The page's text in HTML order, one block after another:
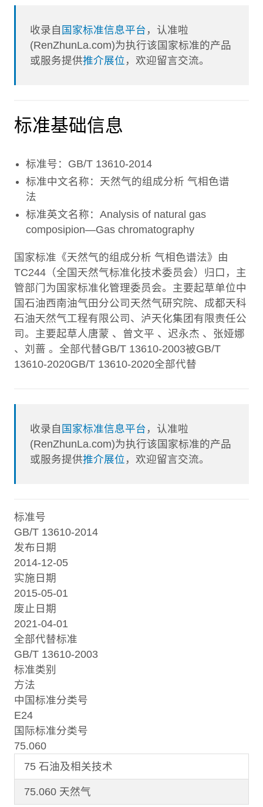
收录自 国家标准信息平台 ，认准啦
(RenZhunLa.com)为执行该国家标准的产品
或服务提供推介展位 ，欢迎留言交流。
标准基础信息
标准号：GB/T 13610-2014
标准中文名称：天然气的组成分析 气相色谱
法
标准英文名称：Analysis of natural gas
composipion―Gas chromatography
国家标准《天然气的组成分析 气相色谱法》由
TC244（全国天然气标准化技术委员会）归口，主
管部门为国家标准化管理委员会。主要起草单位中
国石油西南油气田分公司天然气研究院、成都天科
石油天然气工程有限公司、泸天化集团有限责任公
司。主要起草人唐蒙 、曾文平 、迟永杰 、张娅娜
、刘蔷 。全部代替GB/T 13610-2003被GB/T
13610-2020GB/T 13610-2020全部代替
收录自 国家标准信息平台 ，认准啦
(RenZhunLa.com)为执行该国家标准的产品
或服务提供推介展位 ，欢迎留言交流。
标准号
GB/T 13610-2014
发布日期
2014-12-05
实施日期
2015-05-01
废止日期
2021-04-01
全部代替标准
GB/T 13610-2003
标准类别
方法
中国标准分类号
E24
国际标准分类号
75.060
75 石油及相关技术
75.060 天然气